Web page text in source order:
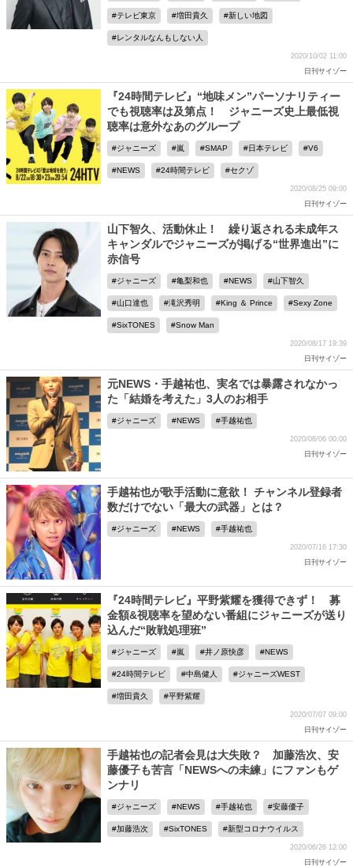
テレビ東京 増田貴久 新しい地図
レンタルなんもしない人
2020/10/02 11:00
日刊サイゾー
『24時間テレビ』“地味メン”パーソナリティー
でも視聴率は及第点！ ジャニーズ史上最低視
聴率は意外なあのグループ
ジャニーズ 嵐 SMAP 日本テレビ V6
NEWS 24時間テレビ セクゾ
2020/08/25 09:00
日刊サイゾー
山下智久、活動休止！ 繰り返される未成年ス
キャンダルでジャニーズが掲げる“世界進出”に
赤信号
ジャニーズ 亀梨和也 NEWS 山下智久
山口達也 滝沢秀明 King ＆ Prince Sexy Zone
SixTONES Snow Man
2020/08/17 19:39
日刊サイゾー
元NEWS・手越祐也、実名では暴露されなかっ
た「結婚を考えた」3人のお相手
ジャニーズ NEWS 手越祐也
2020/08/06 00:00
日刊サイゾー
手越祐也が歌手活動に意欲！ チャンネル登録者
数だけでない「最大の武器」とは？
ジャニーズ NEWS 手越祐也
2020/07/16 17:30
日刊サイゾー
『24時間テレビ』平野紫耀を獲得できず！ 募
金額&視聴率を望めない番組にジャニーズが送り
込んだ“敗戦処理班”
ジャニーズ 嵐 井ノ原快彦 NEWS
24時間テレビ 中島健人 ジャニーズWEST
増田貴久 平野紫耀
2020/07/07 09:00
日刊サイゾー
手越祐也の記者会見は大失敗？ 加藤浩次、安
藤優子も苦言「NEWSへの未練」にファンもゲ
ンナリ
ジャニーズ NEWS 手越祐也 安藤優子
加藤浩次 SixTONES 新型コロナウイルス
2020/06/26 12:00
日刊サイゾー